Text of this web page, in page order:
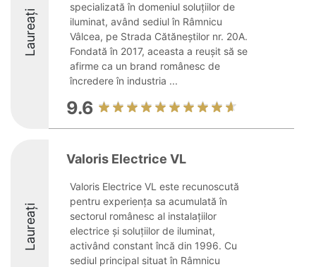
Laureați
specializată în domeniul soluțiilor de
iluminat, având sediul în Râmnicu
Vâlcea, pe Strada Cătăneștilor nr. 20A.
Fondată în 2017, aceasta a reușit să se
afirme ca un brand românesc de
încredere în industria ...
9.6
Laureați
Valoris Electrice VL
Valoris Electrice VL este recunoscută
pentru experiența sa acumulată în
sectorul românesc al instalațiilor
electrice și soluțiilor de iluminat,
activând constant încă din 1996. Cu
sediul principal situat în Râmnicu